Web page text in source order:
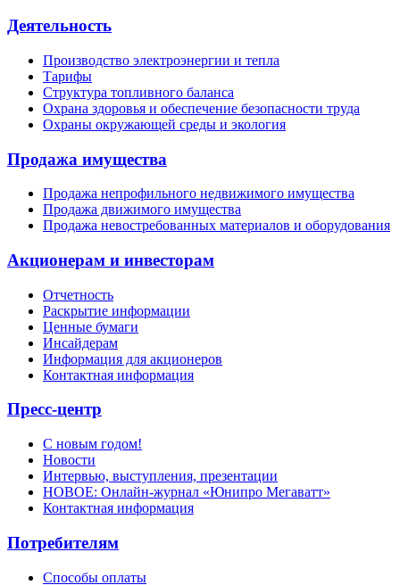
Деятельность
Производство электроэнергии и тепла
Тарифы
Структура топливного баланса
Охрана здоровья и обеспечение безопасности труда
Охраны окружающей среды и экология
Продажа имущества
Продажа непрофильного недвижимого имущества
Продажа движимого имущества
Продажа невостребованных материалов и оборудования
Акционерам и инвесторам
Отчетность
Раскрытие информации
Ценные бумаги
Инсайдерам
Информация для акционеров
Контактная информация
Пресс-центр
С новым годом!
Новости
Интервью, выступления, презентации
НОВОЕ: Онлайн-журнал «Юнипро Мегаватт»
Контактная информация
Потребителям
Способы оплаты